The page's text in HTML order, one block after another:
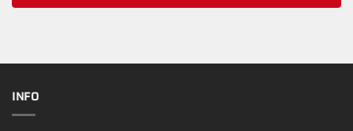
INFO